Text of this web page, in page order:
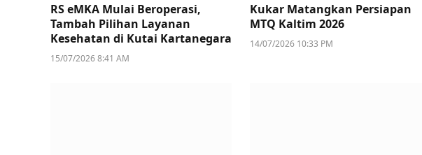
RS eMKA Mulai Beroperasi,
Tambah Pilihan Layanan
Kesehatan di Kutai Kartanegara
15/07/2026 8:41 AM
Kukar Matangkan Persiapan
MTQ Kaltim 2026
14/07/2026 10:33 PM